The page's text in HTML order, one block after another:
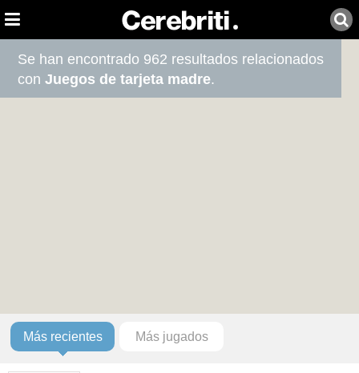
Se han encontrado 962 resultados relacionados
conJuegos de tarjeta madre.
Más recientes Más jugados